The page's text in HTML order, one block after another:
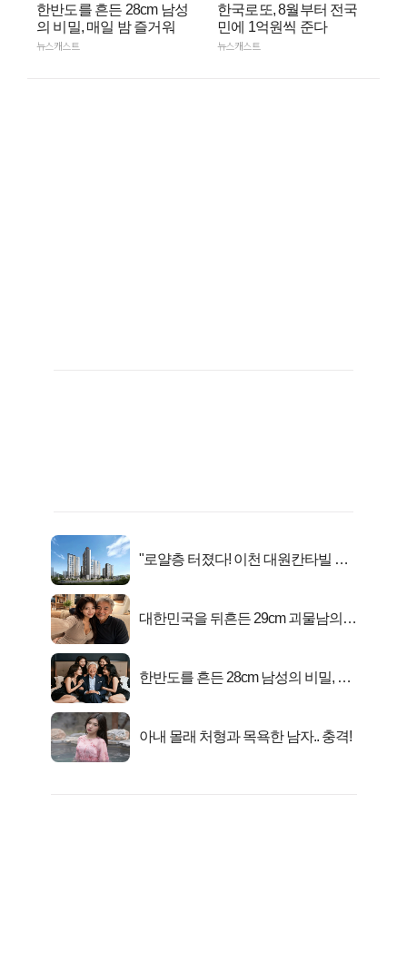
한반도를 흔든 28cm 남성
의 비밀, 매일 밤 즐거워
뉴스캐스트
한국로또, 8월부터 전국
민에 1억원씩 준다
뉴스캐스트
"로얄층 터졌다! 이천 대원칸타빌 잔
대한민국을 뒤흔든 29cm 괴물남의
한반도를 흔든 28cm 남성의 비밀, 매
아내 몰래 처형과 목욕한 남자.. 충격!